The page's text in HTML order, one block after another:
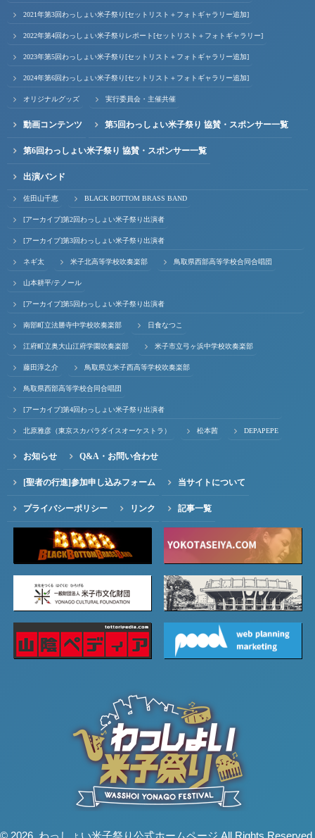
2021年第3回わっしょい米子祭り[セットリスト＋フォトギャラリー追加]
2022年第4回わっしょい米子祭りレポート[セットリスト＋フォトギャラリー]
2023年第5回わっしょい米子祭り[セットリスト＋フォトギャラリー追加]
2024年第6回わっしょい米子祭り[セットリスト＋フォトギャラリー追加]
オリジナルグッズ 実行委員会・主催共催
動画コンテンツ 第5回わっしょい米子祭り 協賛・スポンサー一覧
第6回わっしょい米子祭り 協賛・スポンサー一覧
出演バンド
佐田山千恵 BLACK BOTTOM BRASS BAND
[アーカイブ]第2回わっしょい米子祭り出演者
[アーカイブ]第3回わっしょい米子祭り出演者
ネギ太 米子北高等学校吹奏楽部 鳥取県西部高等学校合同合唱団
山本耕平/テノール
[アーカイブ]第5回わっしょい米子祭り出演者
南部町立法勝寺中学校吹奏楽部 日食なつこ
江府町立奥大山江府学園吹奏楽部 米子市立弓ヶ浜中学校吹奏楽部
藤田淳之介 鳥取県立米子西高等学校吹奏楽部
鳥取県西部高等学校合同合唱団
[アーカイブ]第4回わっしょい米子祭り出演者
北原雅彦（東京スカパラダイスオーケストラ） 松本茜 DEPAPEPE
お知らせ Q&A・お問い合わせ
[聖者の行進]参加申し込みフォーム 当サイトについて
プライバシーポリシー リンク 記事一覧